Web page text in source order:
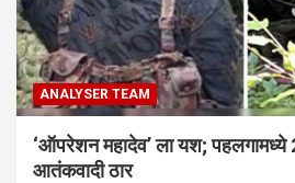
ANALYSER TEAM
‘ऑपरेशन महादेव’ ला यश; पहलगामध्ये
आतंकवादी ठार